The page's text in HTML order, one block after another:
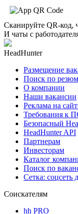
Сканируйте QR-код,
И чаты с
HeadHunter
Размещение
Поиск по
О компании
Наши вакансии
Реклама на
Требования к
Безопасный
HeadHunter API
Партнерам
Инвесторам
Каталог
Поиск по
Сетка: соцсеть
Соискателям
hh PRO